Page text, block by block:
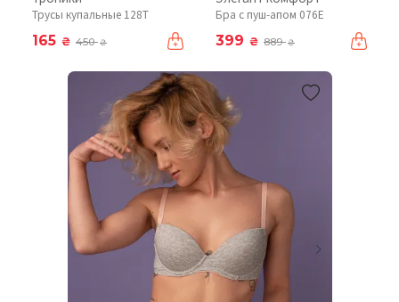
Трусы купальные 128T
165 ₴ 450₴
Бра с пуш-апом 076Е
399 ₴ 889₴